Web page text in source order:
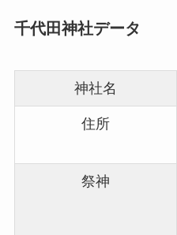
千代田神社データ
神社名
住所
祭神